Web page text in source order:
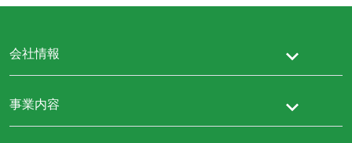
会社情報
事業内容